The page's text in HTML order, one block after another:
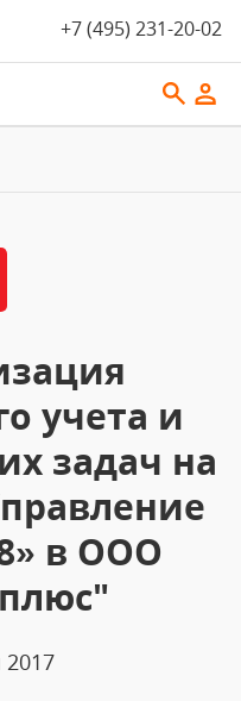
+7 (495) 231-20-02
учета и
задач на
в ООО
2017